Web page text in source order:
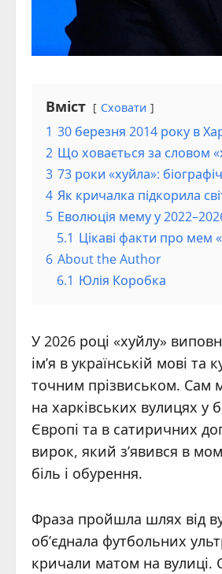
Вміст Сховати
1 30 березня 2014 року в
2 Що ховається за словом
3 73 роки «хуйла»:
4 Як кричалка підкорила
5 Еволюція мему у
5.1 Цікаві факти про мем
6 About the Author
6.1 Юлія Коробка
У 2026 році «хуйлу»
ім’я в українській мові
точним прізвиськом. Сам
на харківських вулицях у
Європі та в сатиричних
вирок, який з’явився в
біль і обурення.
Фраза пройшла шлях від
об’єднала футбольних
кричали матом на вулиці.